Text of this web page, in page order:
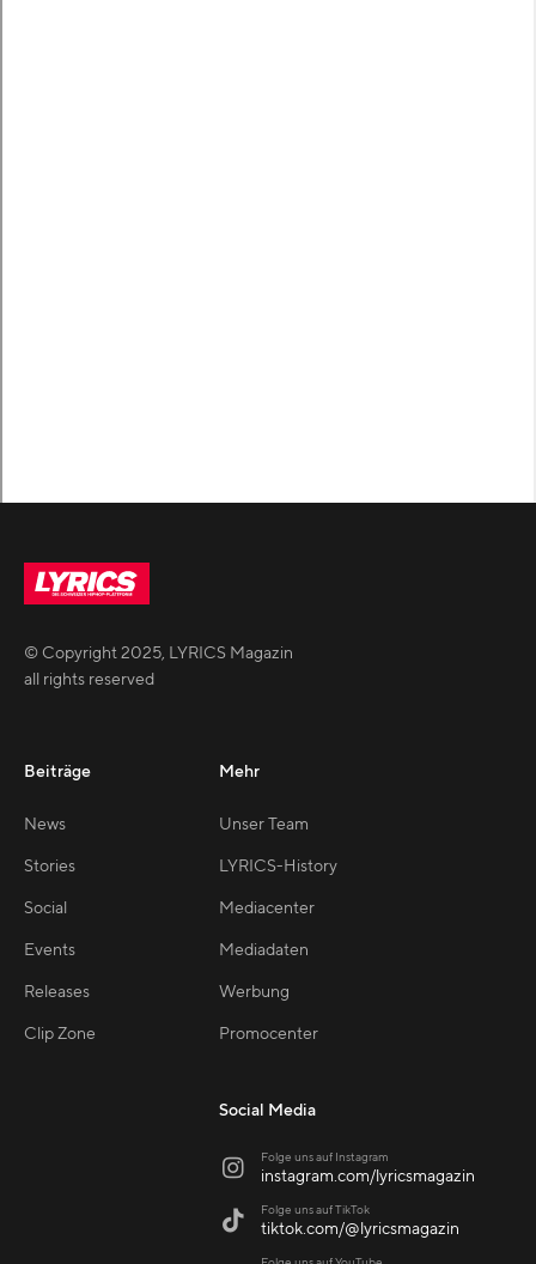
© Copyright2025, LYRICS Magazin
all rights reserved
Beiträge
News
Stories
Social
Events
Releases
Clip Zone
Mehr
Unser Team
LYRICS-History
Mediacenter
Mediadaten
Werbung
Promocenter
Social Media
 Folge uns auf Instagram
instagram.com/lyricsmagazin
 Folge uns auf TikTok
tiktok.com/@lyricsmagazin